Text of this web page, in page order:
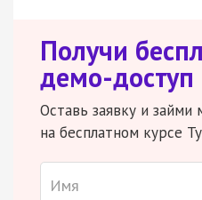
Получи
демо-доступ
Оставь заявку и займи
на бесплатном курсе